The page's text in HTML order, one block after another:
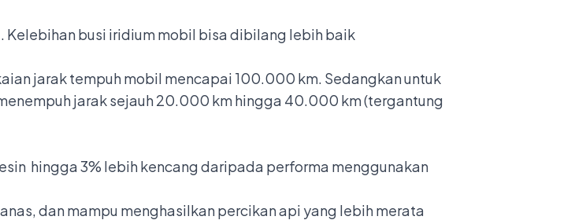
busi iridium mobil bisa dibilang lebih baik
jarak tempuh mobil mencapai 100.000 km. Sedangkan untuk
jarak sejauh 20.000 km hingga 40.000 km (tergantung
hingga 3% lebih kencang daripada performa menggunakan
dan mampu menghasilkan percikan api yang lebih merata